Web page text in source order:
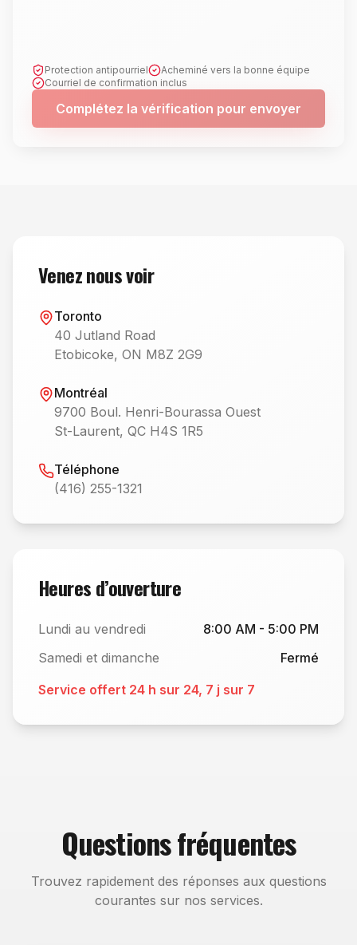
Protection antipourriel
Acheminé vers la bonne équipe
Courriel de confirmation inclus
Complétez la vérification pour envoyer
Venez nous voir
Toronto
40 Jutland Road
Etobicoke, ON M8Z 2G9
Montréal
9700 Boul. Henri-Bourassa Ouest
St-Laurent, QC H4S 1R5
Téléphone
(416) 255-1321
Heures d’ouverture
Lundi au vendredi
8:00 AM - 5:00 PM
Samedi et dimanche
Fermé
Service offert 24 h sur 24, 7 j sur 7
Questions fréquentes
Trouvez rapidement des réponses aux questions
courantes sur nos services.